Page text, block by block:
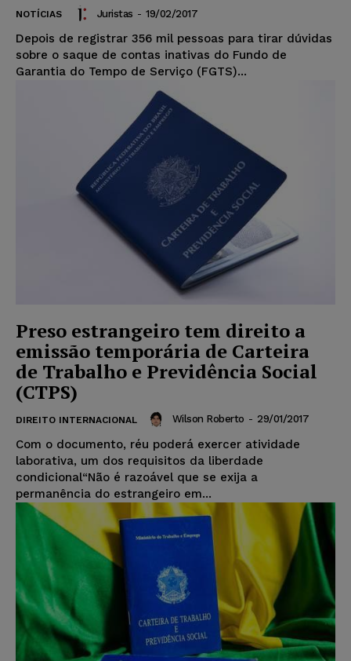
NOTÍCIAS Juristas - 19/02/2017
Depois de registrar 356 mil pessoas para tirar dúvidas
sobre o saque de contas inativas do Fundo de
Garantia do Tempo de Serviço (FGTS)...
Preso estrangeiro tem direito a
emissão temporária de Carteira
de Trabalho e Previdência Social
(CTPS)
DIREITO INTERNACIONAL Wilson Roberto - 29/01/2017
Com o documento, réu poderá exercer atividade
laborativa, um dos requisitos da liberdade
condicional“Não é razoável que se exija a
permanência do estrangeiro em...